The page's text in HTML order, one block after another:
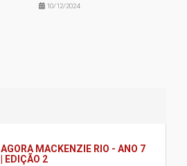
10/12/2024
AGORA MACKENZIE RIO - ANO 7
| EDIÇÃO 2